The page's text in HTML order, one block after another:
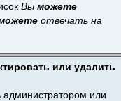
Вы можете
отвечать на
или удалить
администратором или